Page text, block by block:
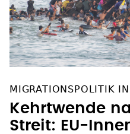
MIGRATIONSPOLITIK
Kehrtwende
Streit: EU-